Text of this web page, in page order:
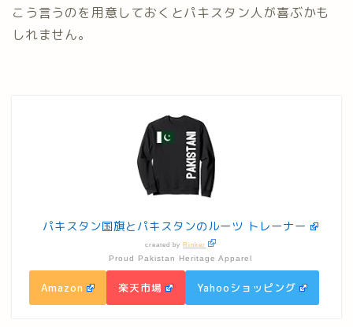
こう言うのを用意しておくとパキスタン人が喜ぶかも
しれません。
パキスタン国旗とパキスタンのルーツ トレーナー
created by Rinker
Proud Pakistan Heritage Apparel
Amazon 楽天市場 Yahooショッピング